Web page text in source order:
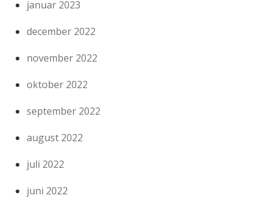
januar 2023
december 2022
november 2022
oktober 2022
september 2022
august 2022
juli 2022
juni 2022